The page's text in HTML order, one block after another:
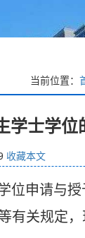
当前位置：
学士学位
收藏本文
位申请与
有关规定